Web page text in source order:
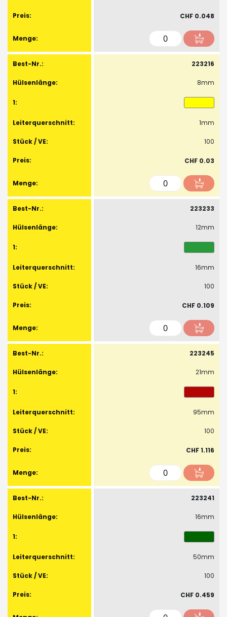
CHF 0.048
223216
8mm
1mm
100
CHF 0.03
223233
12mm
16mm
100
CHF 0.109
223245
21mm
95mm
100
CHF 1.116
223241
16mm
50mm
100
CHF 0.459